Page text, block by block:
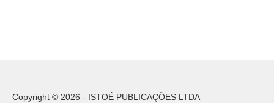
Copyright © 2026 - ISTOÉ PUBLICAÇÕES LTDA